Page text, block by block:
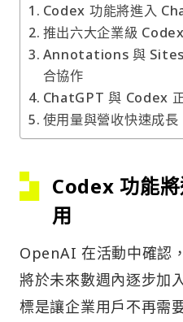
Codex 功能將進入
推出六大企業級
Annotations 與 Sites
合協作
ChatGPT 與 Codex
使用量與營收快速成長
Codex 功能
用
OpenAI 在活動中確認
將於未來數週內逐步加
標是讓企業用戶不再需